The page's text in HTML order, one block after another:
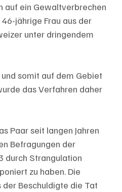
auf ein Gewaltverbrechen
jährige Frau aus der
unter dringendem
somit auf dem Gebiet
das Verfahren daher
Paar seit langen Jahren
Befragungen der
durch Strangulation
zu haben. Die
Beschuldigte die Tat